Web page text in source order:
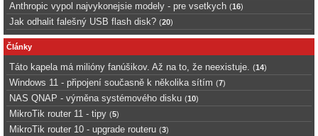
Anthropic vypol najvykonejsie modely - pre vsetkych (16)
Jak odhalit falešný USB flash disk? (20)
Články
Táto kapela má milióny fanúšikov. Až na to, že neexistuje. (14)
Windows 11 - připojení současně k několika sítím (7)
NAS QNAP - výměna systémového disku (10)
MikroTik router 11 - tipy (5)
MikroTik router 10 - upgrade routeru (3)